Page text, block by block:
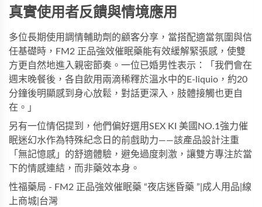
真實使用者反饋與情境應用
多位長期使用調情輔助劑的顧客分享，當搭配適當氛圍與信
任基礎時， FM2 正品強效催眠藥能有效緩解緊張感，使雙
方更自然地進入親密節奏。一位已婚男性表示：「我們會在
週末晚餐後，各自飲用兩滴稀釋於溫水中的E-liquio，約20
分鐘後明顯感到身心放鬆，對話更深入，肢體接觸也更自
在。」
另有一位情侶提到，他們偏好選用SEX KI 美國NO.1強力催
眠迷幻水作為特殊紀念日的前戲助力——該產品設計注重
「無記憶感」的舒適體驗，避免過度刺激，讓雙方專注於當
下的情感連結，而非藥效本身。
性福藥局 - FM2 正品強效催眠藥 “夜店迷昏藥 ”|成人用品|線
上商城|台灣